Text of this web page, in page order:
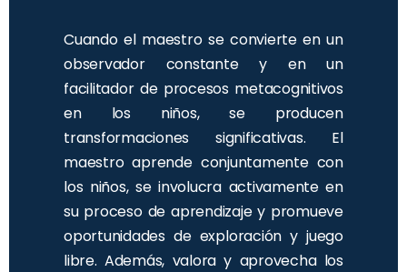
Cuando el maestro se convierte en un
observador constante y en un
facilitador de procesos metacognitivos
en los niños, se producen
transformaciones significativas. El
maestro aprende conjuntamente con
los niños, se involucra activamente en
su proceso de aprendizaje y promueve
oportunidades de exploración y juego
libre. Además, valora y aprovecha los